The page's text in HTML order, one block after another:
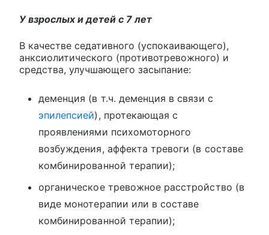
У взрослых и детей с 7 лет
В качестве седативного (успокаивающего),
анксиолитического (противотревожного) и
средства, улучшающего засыпание:
деменция (в т.ч. деменция в связи с
эпилепсией), протекающая с
проявлениями психомоторного
возбуждения, аффекта тревоги (в составе
комбинированной терапии);
органическое тревожное расстройство (в
виде монотерапии или в составе
комбинированной терапии);